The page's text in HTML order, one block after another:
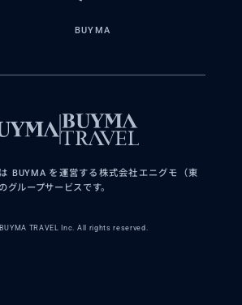
ンル / 分野
歴史ツアー、美食・美飲ツ
アー、お買い物ツアー、ア
BUYMA
BUYMA を運営する株式会社エニグモ（東
グループサービスです。
TRAVEL Inc. All rights reserved.